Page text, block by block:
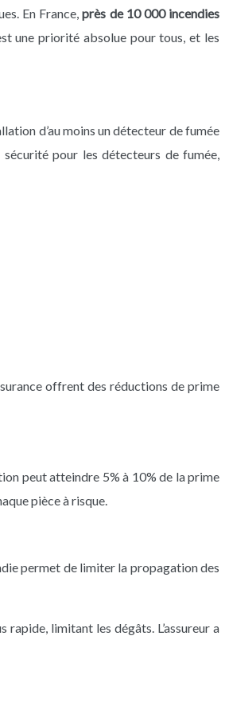
En France,près de 10 000 incendies
une priorité absolue pour tous, et les
d’au moins un détecteur de fumée
pour les détecteurs de fumée,
offrent des réductions de prime
peut atteindre 5% à 10% de la prime
pièce à risque.
permet de limiter la propagation des
rapide, limitant les dégâts. L’assureur a